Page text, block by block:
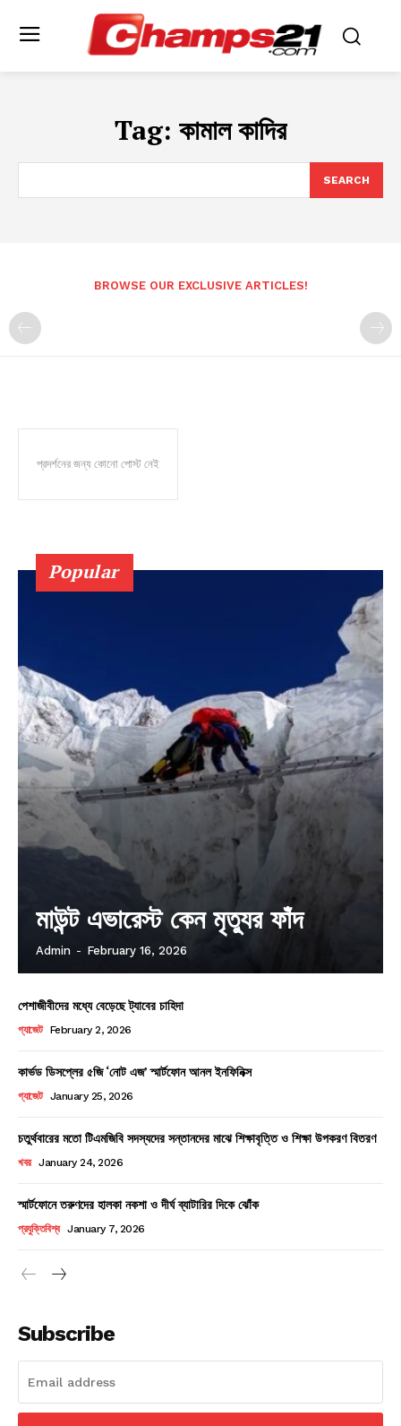
Company
About
Tag: কামাল কাদির
SEARCH
BROWSE OUR EXCLUSIVE ARTICLES!
প্রদর্শনের জন্য কোনো পোস্ট নেই
Popular
মাউন্ট এভারেস্ট কেন মৃত্যুর ফাঁদ
Admin - February 16, 2026
পেশাজীবীদের মধ্যে বেড়েছে ট্যাবের চাহিদা
গ্যাজেট February 2, 2026
কার্ভড ডিসপ্লের ৫জি ‘নোট এজ’ স্মার্টফোন আনল ইনফিনিক্স
গ্যাজেট January 25, 2026
চতুর্থবারের মতো টিএমজিবি সদস্যদের সন্তানদের মাঝে শিক্ষাবৃত্তি ও শিক্ষা উপকরণ বিতরণ
খবর January 24, 2026
স্মার্টফোনে তরুণদের হালকা নকশা ও দীর্ঘ ব্যাটারির দিকে ঝোঁক
প্রযুক্তিবিশ্ব January 7, 2026
Subscribe